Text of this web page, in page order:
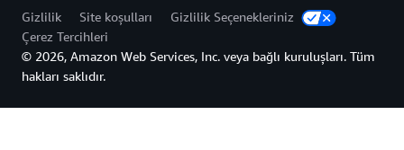
Gizlilik Site koşulları
Gizlilik Seçenekleriniz
Çerez Tercihleri
© 2026, Amazon Web Services, Inc. veya bağlı kuruluşları. Tüm
hakları saklıdır.